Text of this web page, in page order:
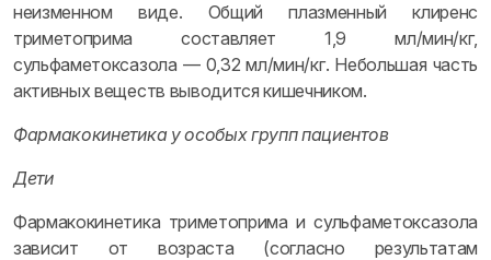
неизменном виде. Общий плазменный клиренс
триметоприма составляет 1,9 мл/мин/кг,
сульфаметоксазола — 0,32 мл/мин/кг. Небольшая часть
активных веществ выводится кишечником.
Фармакокинетика у особых групп пациентов
Дети
Фармакокинетика триметоприма и сульфаметоксазола
зависит от возраста (согласно результатам